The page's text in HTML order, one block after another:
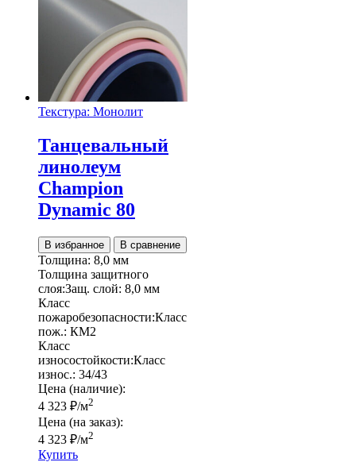
Текстура: Монолит
Танцевальный
линолеум
Champion
Dynamic 80
В избранное В сравнение
Толщина: 8,0 мм
Толщина защитного
слоя:Защ. слой: 8,0 мм
Класс
пожаробезопасности:Класс
пож.: КМ2
Класс
износостойкости:Класс
износ.: 34/43
Цена (наличие):
4 323 ₽/м2
Цена (на заказ):
4 323 ₽/м2
Купить